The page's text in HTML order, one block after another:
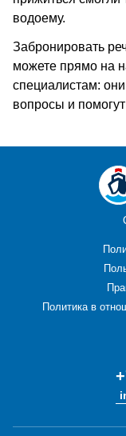
водоему.
Забронировать
можете прямо на
специалистам:
вопросы и
Политика в